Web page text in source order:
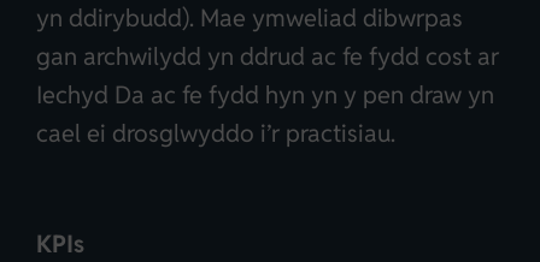
yn ddirybudd). Mae ymweliad dibwrpas
gan archwilydd yn ddrud ac fe fydd cost ar
Iechyd Da ac fe fydd hyn yn y pen draw yn
cael ei drosglwyddo i’r practisiau.
KPIs